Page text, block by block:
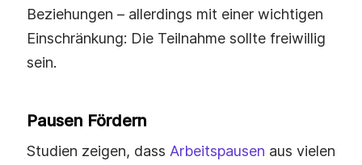
Beziehungen – allerdings mit einer wichtigen
Einschränkung: Die Teilnahme sollte freiwillig
sein.
Pausen Fördern
Studien zeigen, dass Arbeitspausen aus vielen